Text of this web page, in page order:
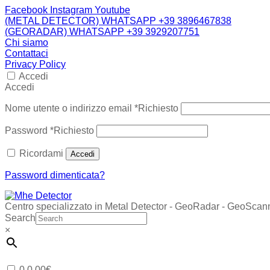
Facebook Instagram Youtube
(METAL DETECTOR) WHATSAPP +39 3896467838
(GEORADAR) WHATSAPP +39 3929207751
Chi siamo
Contattaci
Privacy Policy
Accedi
Accedi
Nome utente o indirizzo email *Richiesto
Password *Richiesto
Ricordami Accedi
Password dimenticata?
Centro specializzato in Metal Detector - GeoRadar -
Search
×